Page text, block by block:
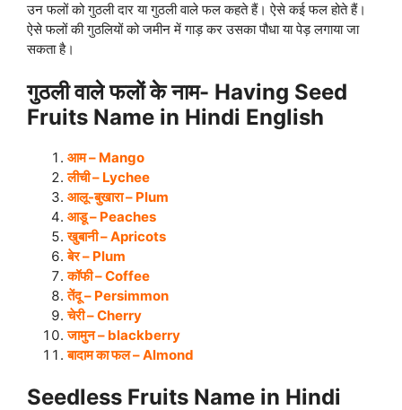
उन फलों को गुठली दार या गुठली वाले फल कहते हैं। ऐसे कई फल होते हैं।
ऐसे फलों की गुठलियों को जमीन में गाड़ कर उसका पौधा या पेड़ लगाया जा
सकता है।
गुठली वाले फलों के नाम- Having Seed
Fruits Name in Hindi English
आम – Mango
लीची – Lychee
आलू-बुखारा – Plum
आडू – Peaches
खुबानी – Apricots
बेर – Plum
कॉफी – Coffee
तेंदू – Persimmon
चेरी – Cherry
जामुन – blackberry
बादाम का फल – Almond
Seedless Fruits Name in Hindi